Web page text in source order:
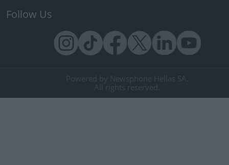
Follow Us
Powered by Newsphone Hellas SA.
All rights reserved.